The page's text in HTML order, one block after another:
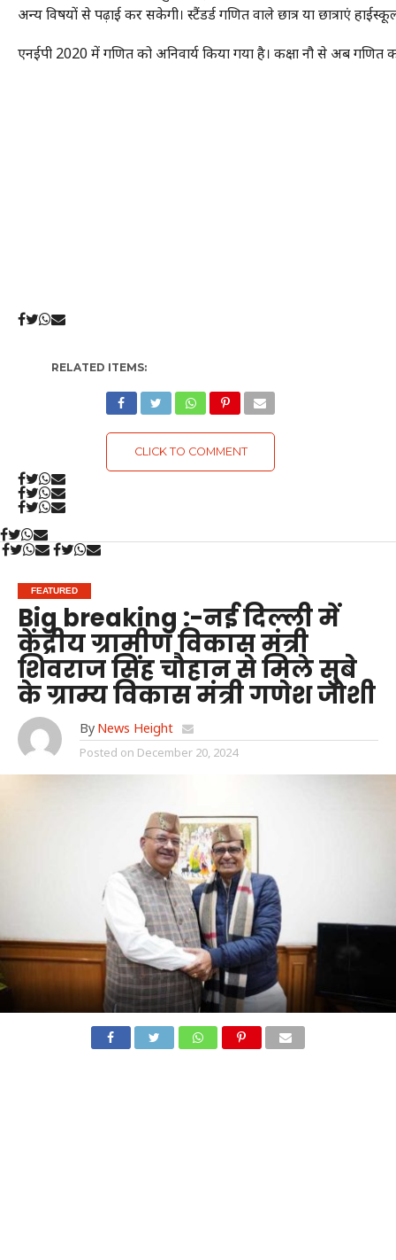
अन्य विषयों से पढ़ाई कर सकेगी। स्टैंडर्ड गणित वाले छात्र या छात्राएं
एनईपी 2020 में गणित को अनिवार्य किया गया है। कक्षा नौ से अब गणित
RELATED ITEMS:
CLICK TO COMMENT
FEATURED
Big breaking :-नई दिल्ली में
केंद्रीय ग्रामीण विकास मंत्री
शिवराज सिंह चौहान से मिले सुबे
के ग्राम्य विकास मंत्री गणेश जोशी
By News Height
Posted on December 20, 2024